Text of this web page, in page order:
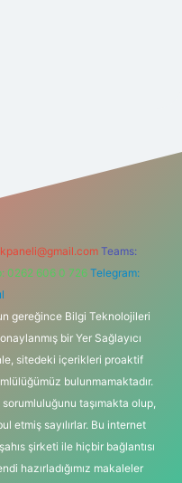
Teams:
0262 606 0 726 Telegram:
gereğince Bilgi Teknolojileri
bir Yer Sağlayıcı
sitedeki içerikleri proaktif
bulunmamaktadır.
taşımakta olup,
etmiş sayılırlar. Bu internet
şirketi ile hiçbir bağlantısı
hazırladığımız makaleler